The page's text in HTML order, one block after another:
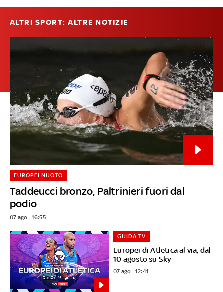
ALTRI SPORT: ALTRE NOTIZIE
Taddeucci bronzo, Paltrinieri fuori dal
podio
EUROPEI NUOTO
07 ago - 16:55
Europei di Atletica al via, dal
10 agosto su Sky
GUIDA TV
07 ago - 12:41